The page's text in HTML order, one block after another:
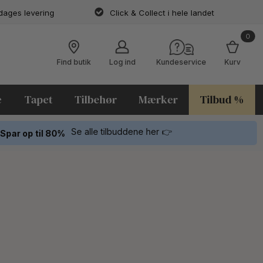
levering Click & Collect i hele landet
Find butik Log ind Kundeservice
0
Kurv
Tapet Tilbehør Mærker Tilbud %
op til 80% Se alle tilbuddene her 👉